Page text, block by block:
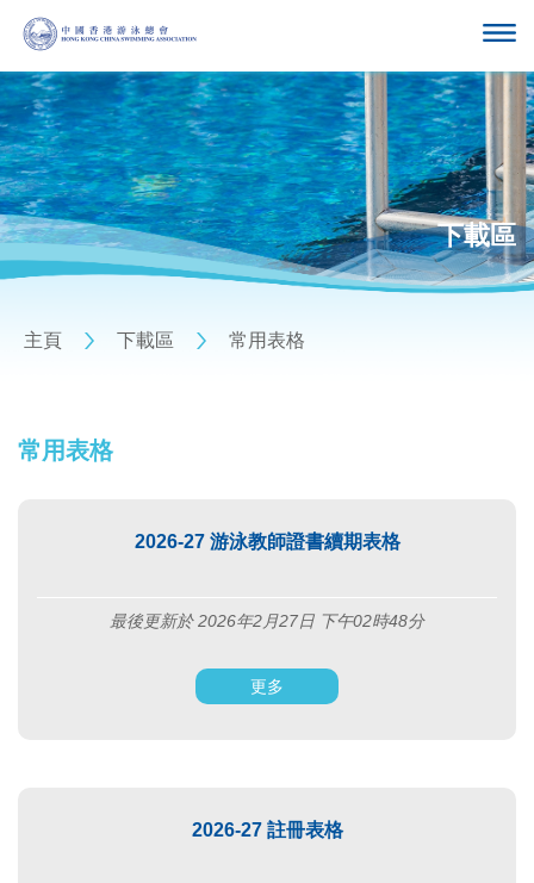
下載區
主頁 下載區 常用表格
常用表格
2026-27 游泳教師證書續期表格
最後更新於 2026年2月27日 下午02時48分
更多
2026-27 註冊表格